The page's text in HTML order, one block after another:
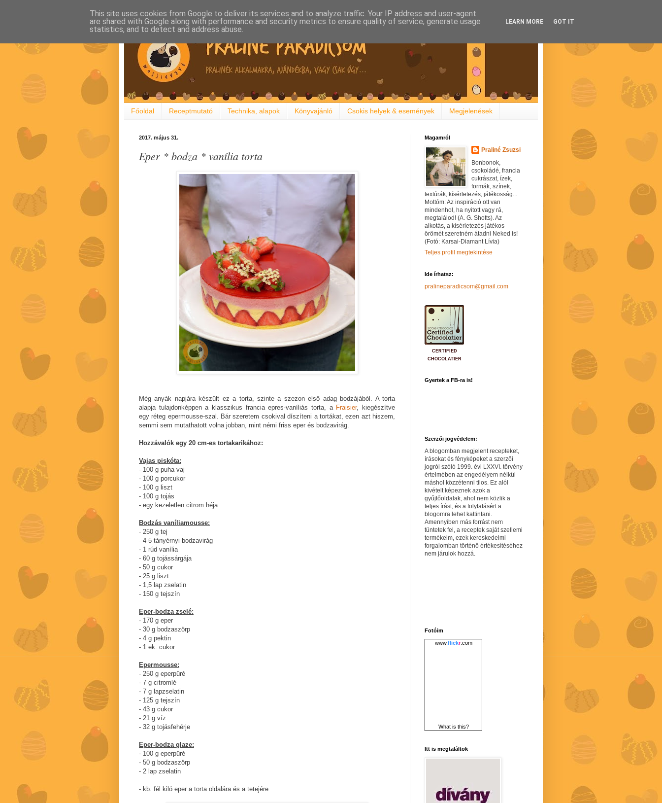
Főoldal Receptmutató Technika, alapok Könyvajánló Csokis helyek & események Megjelenések
2017. május 31.
Eper * bodza * vanília torta
Még anyák napjára készült ez a torta, szinte a szezon első adag bodzájából. A torta
alapja tulajdonképpen a klasszikus francia epres-vaníliás torta, a Fraisier, kiegészítve
egy réteg epermousse-szal. Bár szeretem csokival díszíteni a tortákat, ezen azt hiszem,
semmi sem mutathatott volna jobban, mint némi friss eper és bodzavirág.
Hozzávalók egy 20 cm-es tortakarikához:
Vajas piskóta:
- 100 g puha vaj
- 100 g porcukor
- 100 g liszt
- 100 g tojás
- egy kezeletlen citrom héja
Bodzás vaníliamousse:
- 250 g tej
- 4-5 tányérnyi bodzavirág
- 1 rúd vanília
- 60 g tojássárgája
- 50 g cukor
- 25 g liszt
- 1,5 lap zselatin
- 150 g tejszín
Eper-bodza zselé:
- 170 g eper
- 30 g bodzaszörp
- 4 g pektin
- 1 ek. cukor
Epermousse:
- 250 g eperpüré
- 7 g citromlé
- 7 g lapzselatin
- 125 g tejszín
- 43 g cukor
- 21 g víz
- 32 g tojásfehérje
Eper-bodza glaze:
- 100 g eperpüré
- 50 g bodzaszörp
- 2 lap zselatin
- kb. fél kiló eper a torta oldalára és a tetejére
Magamról
Praliné Zsuzsi
Bonbonok,
csokoládé, francia
cukrászat, ízek,
formák, színek,
textúrák, kísérletezés, játékosság...
Mottóm: Az inspiráció ott van
mindenhol, ha nyitott vagy rá,
megtalálod! (A. G. Shotts). Az
alkotás, a kísérletezés játékos
örömét szeretném átadni Neked is!
(Fotó: Karsai-Diamant Lívia)
Teljes profil megtekintése
Ide írhatsz:
pralineparadicsom@gmail.com
CERTIFIED
CHOCOLATIER
Gyertek a FB-ra is!
Szerzői jogvédelem:
A blogomban megjelent recepteket,
írásokat és fényképeket a szerzői
jogról szóló 1999. évi LXXVI. törvény
értelmében az engedélyem nélkül
máshol közzétenni tilos. Ez alól
kivételt képeznek azok a
gyűjtőoldalak, ahol nem közlik a
teljes írást, és a folytatásért a
blogomra lehet kattintani.
Amennyiben más forrást nem
tüntetek fel, a receptek saját szellemi
termékeim, ezek kereskedelmi
forgalomban történő értékesítéséhez
nem járulok hozzá.
Fotóim
www.flickr.com
What is this?
Itt is megtaláltok
This site uses cookies from Google to deliver its services and to analyze traffic. Your IP address and user-agent
are shared with Google along with performance and security metrics to ensure quality of service, generate usage
statistics, and to detect and address abuse.
LEARN MORE GOT IT